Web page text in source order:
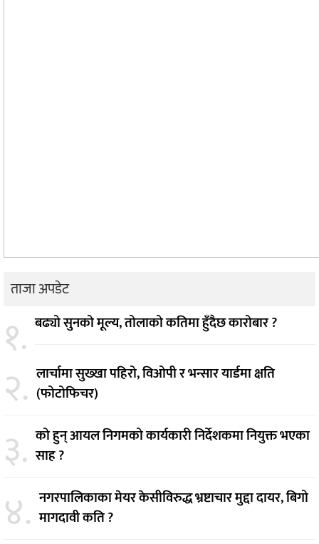
ताजा अपडेट
१. बढ्यो सुनको मूल्य, तोलाको कतिमा हुँदैछ कारोबार ?
२. लार्चामा सुख्खा पहिरो, विओपी र भन्सार यार्डमा क्षति
(फोटोफिचर)
३. को हुन् आयल निगमको कार्यकारी निर्देशकमा नियुक्त भएका
साह ?
४. नगरपालिकाका मेयर केसीविरुद्ध भ्रष्टाचार मुद्दा दायर, बिगो
मागदावी कति ?